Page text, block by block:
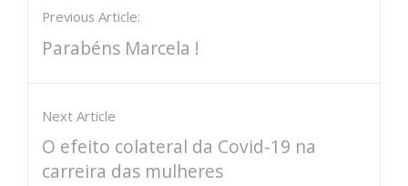
Previous Article:
Parabéns Marcela !
Next Article
O efeito colateral da Covid-19 na
carreira das mulheres